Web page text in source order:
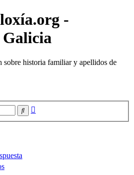
-
Galicia
sobre historia familiar y apellidos de
Buscar